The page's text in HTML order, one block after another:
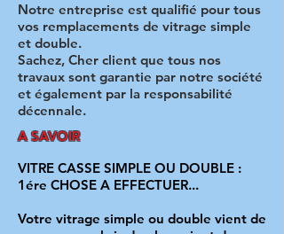
Notre entreprise est qualifié pour tous
vos remplacements de vitrage simple
et double.
Sachez, Cher client que tous nos
travaux sont garantie par notre société
et également par la responsabilité
décennale.​
A SAVOIR
VITRE CASSE SIMPLE OU DOUBLE :
1ére CHOSE A EFFECTUER...
Votre vitrage simple ou double vient de